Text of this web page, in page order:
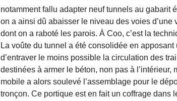
notamment fallu adapter neuf tunnels au gabarit
on a ainsi dû abaisser le niveau des voies
dont on a raboté les parois. À Coo, c’est la
La voûte du tunnel a été consolidée en
d’entraver le moins possible la circulation des
destinées à armer le béton, non pas à l’intérieur,
mobile a alors soulevé l’assemblage pour le
tronçon. Ce portique est en fait un coffrage dans